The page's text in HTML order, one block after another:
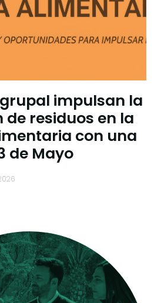
impulsan la
residuos en la
con una
de Mayo